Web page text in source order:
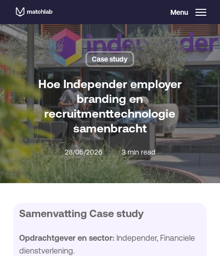
main
content
Menu
Case study
Hoe Independer employer
branding en
recruitmenttechnologie
samenbracht
28/05/2026 3 min read
Samenvatting Case study
Opdrachtgever en sector:Independer, Financiele
dienstverlening.